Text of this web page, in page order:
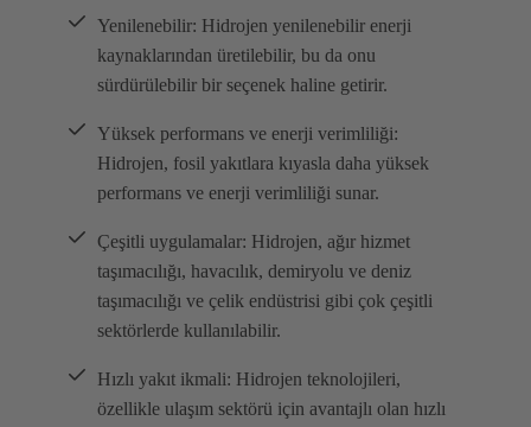
Yenilenebilir: Hidrojen yenilenebilir enerji
kaynaklarından üretilebilir, bu da onu
sürdürülebilir bir seçenek haline getirir.
Yüksek performans ve enerji verimliliği:
Hidrojen, fosil yakıtlara kıyasla daha yüksek
performans ve enerji verimliliği sunar.
Çeşitli uygulamalar: Hidrojen, ağır hizmet
taşımacılığı, havacılık, demiryolu ve deniz
taşımacılığı ve çelik endüstrisi gibi çok çeşitli
sektörlerde kullanılabilir.
Hızlı yakıt ikmali: Hidrojen teknolojileri,
özellikle ulaşım sektörü için avantajlı olan hızlı